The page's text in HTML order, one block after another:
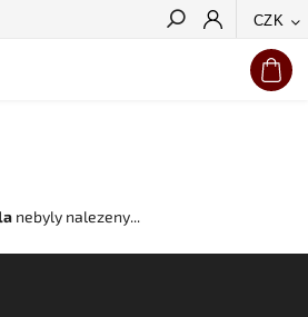
CZK
Hledat
nebyly nalezeny...